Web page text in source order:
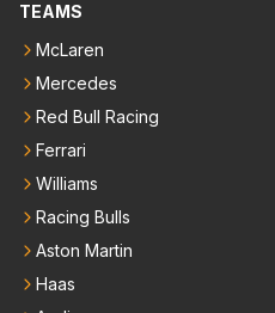
TEAMS
McLaren
Mercedes
Red Bull Racing
Ferrari
Williams
Racing Bulls
Aston Martin
Haas